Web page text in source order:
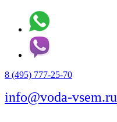
8 (495) 777-25-70
info@voda-vsem.ru